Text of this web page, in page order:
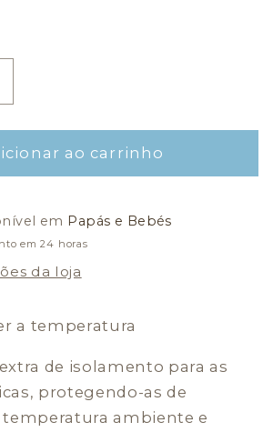
ao carrinho
em Papás e Bebés
em 24 horas
da loja
a temperatura
de isolamento para as
protegendo-as de
ambiente e